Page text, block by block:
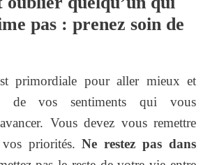
pas : prenez soin de
primordiale pour aller mieux et
de vos sentiments qui vous
Vous devez vous remettre
vos priorités.Ne restez pas dans